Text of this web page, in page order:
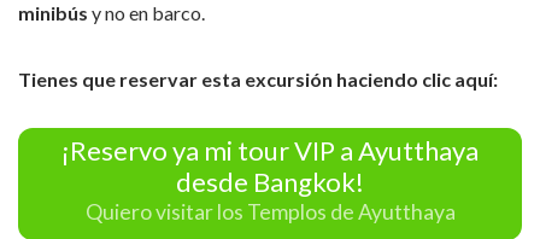
minibús y no en barco.
Tienes que reservar esta excursión haciendo clic aquí:
¡Reservo ya mi tour VIP a Ayutthaya
desde Bangkok!
Quiero visitar los Templos de Ayutthaya